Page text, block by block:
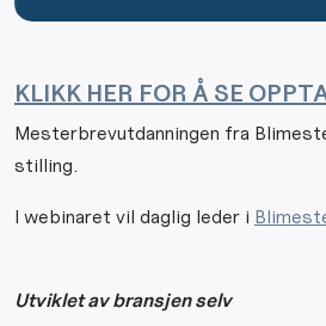
KLIKK HER FOR Å SE
Mesterbrevutdanningen fra
stilling.
I webinaret vil daglig leder i
Utviklet av bransjen selv